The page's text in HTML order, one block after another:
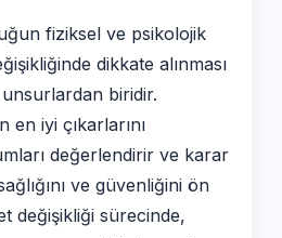
fiziksel ve psikolojik
dikkate alınması
biridir.
iyi çıkarlarını
değerlendirir ve karar
ve güvenliğini ön
değişikliği sürecinde,